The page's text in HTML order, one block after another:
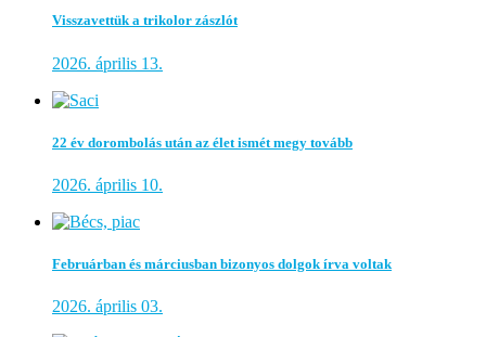
Visszavettük a trikolor zászlót
2026. április 13.
22 év dorombolás után az élet ismét megy tovább
2026. április 10.
Februárban és márciusban bizonyos dolgok írva voltak
2026. április 03.